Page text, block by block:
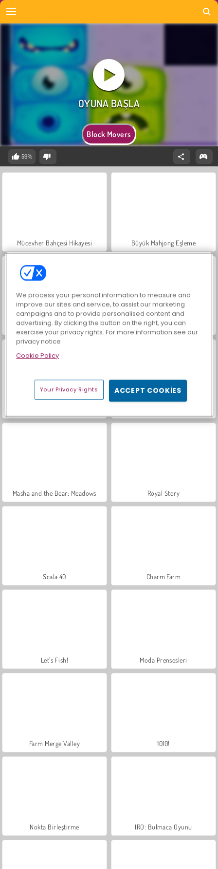
Block Movers
59%
Mücevher Bahçesi Hikayesi Büyük Mahjong Eşleme
İçecekleri Eşle Trollface Quest: USA 2
Masha and the Bear: Meadows Royal Story
Scala 40 Charm Farm
Let's Fish! Moda Prensesleri
Farm Merge Valley 1010!
Nokta Birleştirme IRO: Bulmaca Oyunu
We process your personal information to measure and
improve our sites and service, to assist our marketing
campaigns and to provide personalised content and
advertising. By clicking the button on the right, you can
exercise your privacy rights. For more information see our
privacy notice
Cookie Policy
Your Privacy Rights ACCEPT COOKIES